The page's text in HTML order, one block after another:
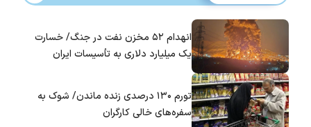
انهدام ۵۲ مخزن نفت در جنگ/ خسارت
یک میلیارد دلاری به تأسیسات ایران
تورم ۱۳۰ درصدی زنده ماندن/ شوک به
سفره‌های خالی کارگران